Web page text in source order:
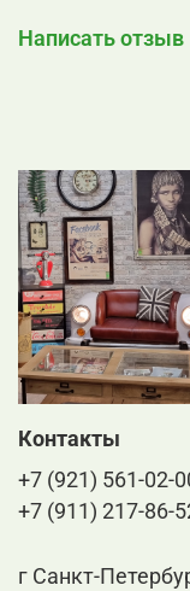
Написать отзыв
Контакты
+7 (921) 561-02-
+7 (911) 217-86-
г Санкт-